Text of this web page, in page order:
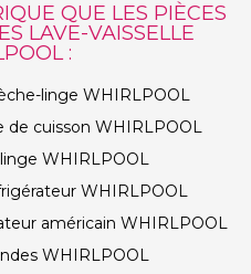
QUE LES PIÈCES
LAVE-VAISSELLE
:
linge WHIRLPOOL
de cuisson WHIRLPOOL
WHIRLPOOL
WHIRLPOOL
américain WHIRLPOOL
WHIRLPOOL